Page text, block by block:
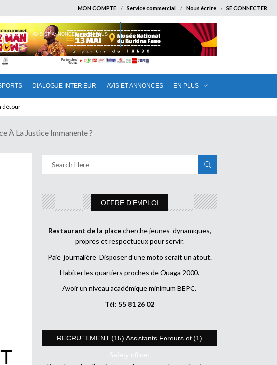
MON COMPTE Service commercial Nous écrire SE CONNECTER
DIALOGUE INTERIEUR AVIS ET ANNONCES EN PLUS
AVIS ET ANNONCES EN PLUS
À La Justice Immanente ?
OFFRE D’EMPLOI
Restaurant de la placecherche jeunes dynamiques,
propres et respectueux pour servir.
Paie journalière Disposer d’une moto serait un atout.
Habiter les quartiers proches de Ouaga 2000.
Avoir un niveau académique minimum BEPC.
Tél: 55 81 26 02
RECRUTEMENT (15) Assistants Foreurs et (1)
Safety officer